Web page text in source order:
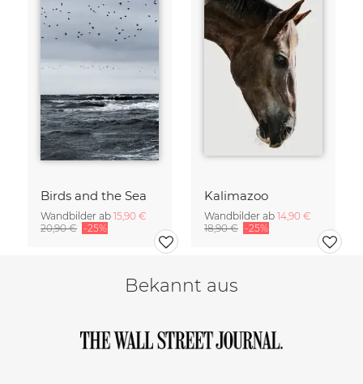
Birds and the Sea
Wandbilder ab 15,90 €
20,90 € -25%
Kalimazoo
Wandbilder ab 14,90 €
18,90 € -25%
Bekannt aus